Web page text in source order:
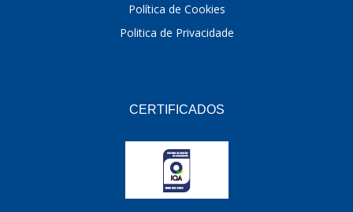
Política de Cookies
Politica de Privacidade
CERTIFICADOS